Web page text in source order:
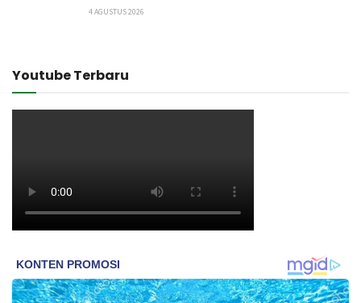
4 AGUSTUS 2026
Youtube Terbaru